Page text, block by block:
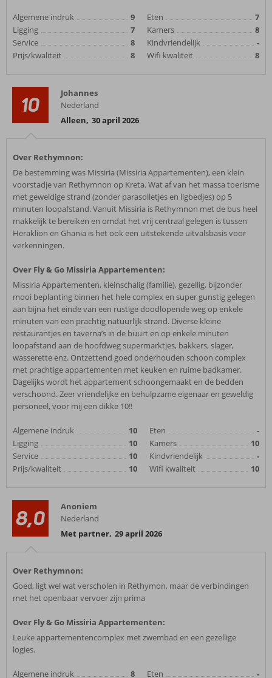
Algemene indruk
9
Ligging
7
Service
8
Prijs/kwaliteit
8
Eten
7
Kamers
8
Kindvriendelijk
-
Wifi kwaliteit
8
10
Johannes
Nederland
Alleen, 30 april 2026
Over Rethymnon:
De bestemming was Missiria (Missiria Appartementen), een klein
voorstadje van Rethymnon op Kreta. Wat af van het massa toerisme
met geweldige strand (zonder parasolletjes en ligbedjes) op 5
minuten loopafstand. Vanuit Missiria is Rethymnon met de bus heel
makkelijk te bereiken en omdat het vrij centraal gelegen is tussen
Heraklion en Ghania is het ook een uitstekende uitvalsbasis voor
verkenningen.
Over Fly & Go Missiria Appartementen:
Missiria Appartementen, kleinschalig (familie), gezellig, bijzonder
mooi beplanting binnen het hele complex en super gunstig gelegen
aan bijna het einde van een rustige doodlopende weg op enkele
minuten van een prachtig natuurlijk strand. Diverse kleine
restaurantjes en taverna’s in de buurt en op enkele minuten
loopafstand aan de hoofdweg supermarktjes, bakkers, slager,
wasserette enz. Ontzettend goed onderhouden schoon complex
met prachtige appartementen met keuken en ruime badkamer.
Dagelijks wordt het appartement schoongemaakt en de bedden
verschoond. Zeer vriendelijke en behulpzame eigenaar en geweldig
personeel, voor mij een dikke 10!!
Algemene indruk
10
Ligging
10
Service
10
Prijs/kwaliteit
10
Eten
-
Kamers
10
Kindvriendelijk
-
Wifi kwaliteit
10
8,0
Anoniem
Nederland
Met partner, 29 april 2026
Over Rethymnon:
Goed, ligt wel wat verscholen in Rethymon, maar de verbindingen
met het openbaar vervoer zijn prima
Over Fly & Go Missiria Appartementen:
Leuke appartementencomplex met zwembad en een gezellige
logies.
Algemene indruk 8 Eten -